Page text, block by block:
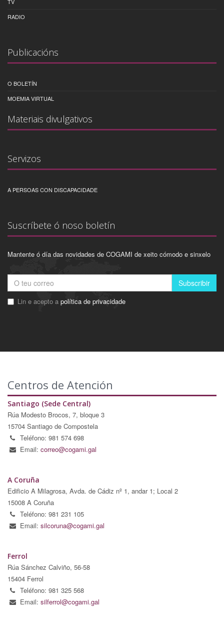
RADIO
Publicacións
O BOLETÍN
MOEMIA VIRTUAL
Materiais divulgativos
Servizos
A PERSOAS CON DISCAPACIDADE
Suscríbete ó noso boletín
Mantente ó día das novidades de COGAMI de xeito cómodo e sinxelo
Subscribir
Lin e acepto a política de privacidade
Centros de Atención
Santiago (Sede Central)
Rúa Modesto Brocos, 7, bloque 3
15704 Santiago de Compostela
Teléfono: 981 574 698
Email: correo@cogami.gal
A Coruña
Edificio A Milagrosa, Avda. de Cádiz nº 1, andar 1; Local 2
15008 A Coruña
Teléfono: 981 231 105
Email: silcoruna@cogami.gal
Ferrol
Rúa Sánchez Calviño, 56-58
15404 Ferrol
Teléfono: 981 325 568
Email: silferrol@cogami.gal